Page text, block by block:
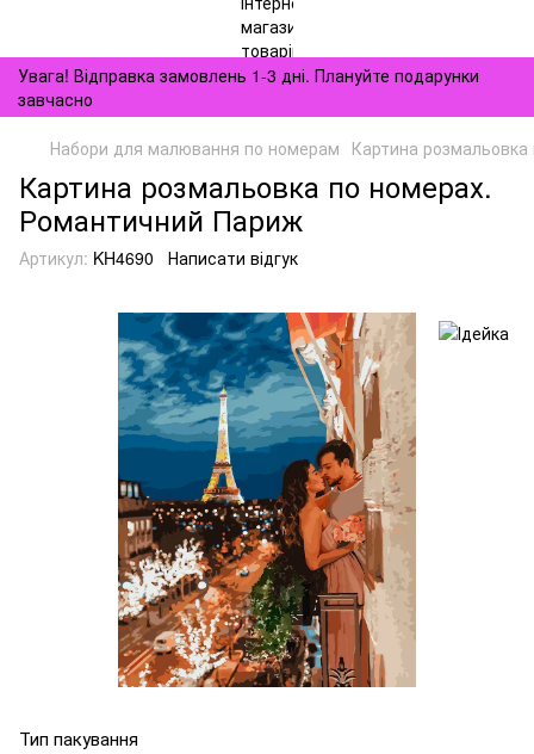
Увага! Відправка замовлень 1-3 дні. Плануйте подарунки
завчасно
Набори для малювання по номерам Картина
Картина розмальовка по номерах.
Романтичний Париж
Артикул: KH4690 Написати відгук
Тип пакування